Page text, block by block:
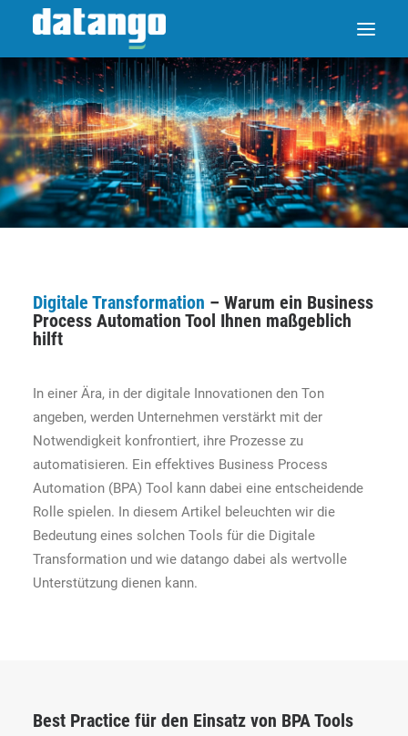
Digitale Transformation – Warum ein Business
Process Automation Tool Ihnen maßgeblich
hilft
In einer Ära, in der digitale Innovationen den Ton
angeben, werden Unternehmen verstärkt mit der
Notwendigkeit konfrontiert, ihre Prozesse zu
automatisieren. Ein effektives Business Process
Automation (BPA) Tool kann dabei eine entscheidende
Rolle spielen. In diesem Artikel beleuchten wir die
Bedeutung eines solchen Tools für die Digitale
Transformation und wie datango dabei als wertvolle
Unterstützung dienen kann.
Best Practice für den Einsatz von BPA Tools